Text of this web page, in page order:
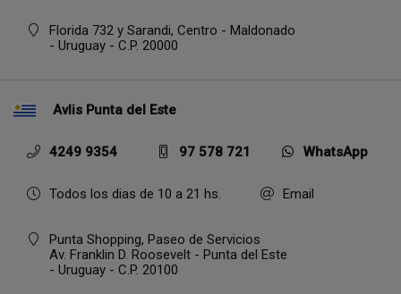
Florida 732 y Sarandi, Centro - Maldonado
- Uruguay - C.P. 20000
Avlis Punta del Este
4249 9354 97 578 721 WhatsApp
Todos los dias de 10 a 21 hs. Email
Punta Shopping, Paseo de Servicios
Av. Franklin D. Roosevelt - Punta del Este
- Uruguay - C.P. 20100